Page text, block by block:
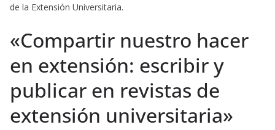
de la Extensión Universitaria.
«Compartir nuestro hacer
en extensión: escribir y
publicar en revistas de
extensión universitaria»